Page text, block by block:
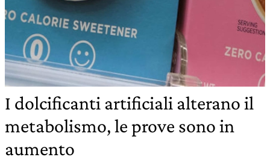
I dolcificanti artificiali alterano il
metabolismo, le prove sono in
aumento